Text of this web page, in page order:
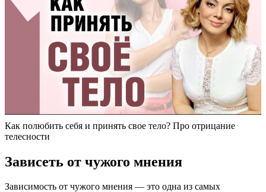
Как полюбить себя и принять свое тело? Про отрицание
телесности
Зависеть от чужого мнения
Зависимость от чужого мнения — это одна из самых